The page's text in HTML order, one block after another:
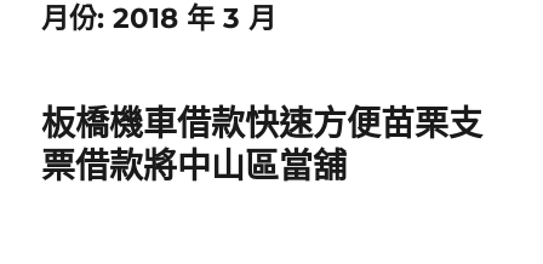
月份:2018 年 3 月
板橋機車借款快速方便苗栗支
票借款將中山區當舖